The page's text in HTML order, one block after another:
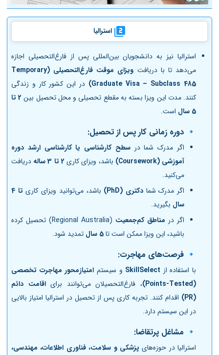
استرالیا
استرالیا نیز به دانشجویان بین‌المللی پس از فارغ‌التحصیلی اجازه
می‌دهد تا با دریافت
ویزای موقت فارغ‌التحصیلی (Temporary
Graduate Visa – Subclass 485) در این کشور کار و زندگی
کنند. مدت این ویزا بسته به مقطع تحصیلی و محل تحصیل بین 2 تا
5 سال
است.
🔹 دوره زمانی کار پس از تحصیل:
اگر مدرک شما درسطح کارشناسی یا کارشناسی ارشد دوره
آموزشی (Coursework)
باشد، ویزای کاری 2 تا 3 ساله
دریافت
می‌کنید.
اگر مدرک شمادکتری (PhD) باشد، می‌توانید ویزای کاری
تا 4
سال بگیرید.
اگر در مناطق کم‌جمعیت
(Regional Australia) تحصیل کرده
باشید، این ویزا ممکن است تا5 سال تمدید شود.
🔹 فرصت‌های مهاجرت:
با استفاده از SkillSelect و سیستم امتیازمحور مهاجرت تخصصی
(Points-Tested)
، فارغ‌التحصیلان می‌توانند برایاقامت دائم
(PR)
اقدام کنند. تجربه کاری پس از تحصیل در استرالیا امتیاز بالایی
در این سیستم دارد.
🔹 مشاغل پرتقاضا:
استرالیا در حوزه‌های پزشکی و سلامت، فناوری اطلاعات، مهندسی،